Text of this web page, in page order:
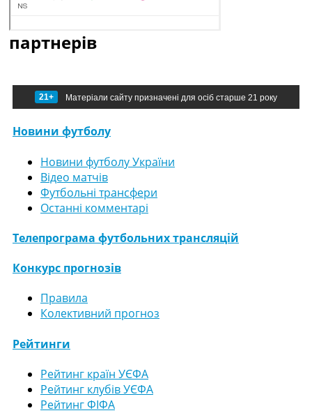
партнерів
21+ Матеріали сайту призначені для осіб старше 21 року
Новини футболу
Новини футболу України
Відео матчів
Футбольні трансфери
Останні комментарі
Телепрограма футбольних трансляцій
Конкурс прогнозів
Правила
Колективний прогноз
Рейтинги
Рейтинг країн УЄФА
Рейтинг клубів УЄФА
Рейтинг ФІФА